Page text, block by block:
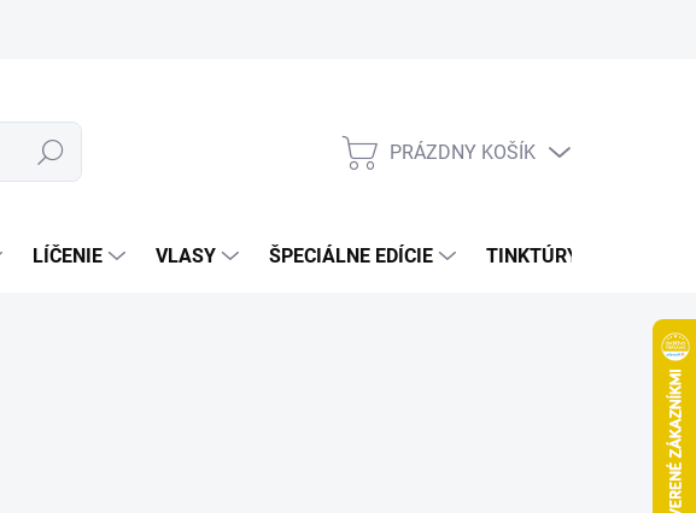
Hľadať
NÁKUPNÝ
PRÁZDNY KOŠÍK
LÍČENIE VLASY ŠPECIÁLNE EDÍCIE TINKTÚRY